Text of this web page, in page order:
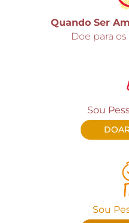
Quando Ser
Doe para
Sou
Sou